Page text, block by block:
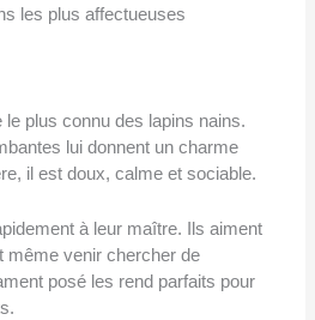
les plus affectueuses
plus connu des lapins nains.
lui donnent un charme
il est doux, calme et sociable.
à leur maître. Ils aiment
même venir chercher de
posé les rend parfaits pour